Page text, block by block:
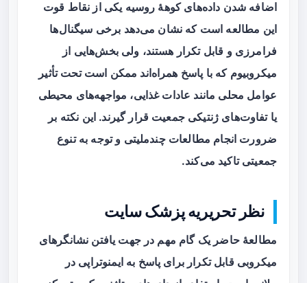
اضافه شدن داده‌های کوههٔ روسیه یکی از نقاط قوت
این مطالعه است که نشان می‌دهد برخی سیگنال‌ها
فرامرزی و قابل تکرار هستند، ولی بخش‌هایی از
میکروبیوم که با پاسخ همراه‌اند ممکن است تحت تأثیر
عوامل محلی مانند عادات غذایی، مواجهه‌های محیطی
یا تفاوت‌های ژنتیکی جمعیت قرار گیرند. این نکته بر
ضرورت انجام مطالعات چندملیتی و توجه به تنوع
جمعیتی تاکید می‌کند.
نظر تحریریه پزشک سایت
مطالعهٔ حاضر یک گام مهم در جهت یافتن نشانگرهای
میکروبی قابل تکرار برای پاسخ به ایمنوتراپی در